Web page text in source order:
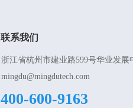
联系我们
浙江省杭州市建业路599号华业发展
mingdu@mingdutech.com
400-600-9163